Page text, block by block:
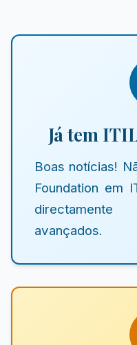
Já tem
Boas notícias!
Foundation em
avançados.